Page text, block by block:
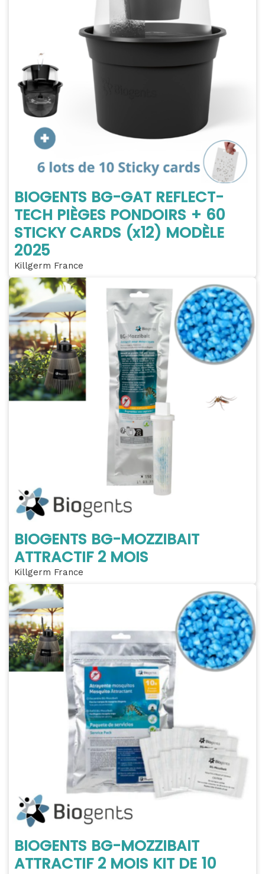
BIOGENTS BG-GAT REFLECT-
TECH PIÈGES PONDOIRS + 60
STICKY CARDS (x12) MODÈLE
2025
Killgerm France
BIOGENTS BG-MOZZIBAIT
ATTRACTIF 2 MOIS
Killgerm France
BIOGENTS BG-MOZZIBAIT
ATTRACTIF 2 MOIS KIT DE 10